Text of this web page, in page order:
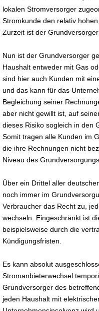
lokalen Stromversorger
Stromkunde den relativ
Zurzeit ist der Grundversorger
Nun ist der Grundversorger
Haushalt entweder mit Gas
sind hier auch Kunden mit
und das kann für das
Begleichung seiner
aber nicht gewillt ist, auf
dieses Risiko sogleich in den
Somit tragen alle Kunden im
die ihre Rechnungen nicht
Niveau des
Über ein Drittel aller
noch immer im
Verbraucher das Recht zu,
wechseln. Eingeschränkt ist
beispielsweise durch die
Kündigungsfristen.
Es kann absolut
Stromanbieterwechsel
Grundversorger des
jeden Haushalt mit